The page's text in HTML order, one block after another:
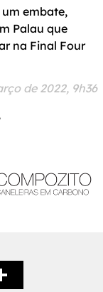
embate,
Palau que
na Final Four
de 2022, 9h36